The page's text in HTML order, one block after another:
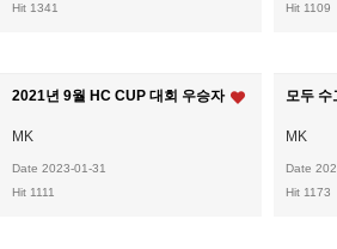
Hit 1341
Hit 1109
2021년 9월 HC CUP 대회 우승자
MK
Date 2023-01-31
Hit 1111
MK
Date
Hit 1173